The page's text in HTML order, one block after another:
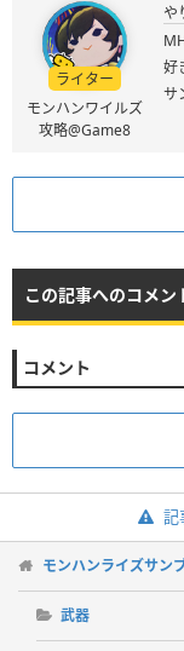
ライター
モンハンワイルズ
攻略@Game8
や
好
サ
この記事へのコメン
コメント
記
モンハンライズサン
武器